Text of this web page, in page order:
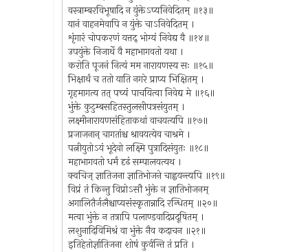
वस्त्राम्बरविभूषादि न युंक्तेऽप्यनिवेदितम् ॥१३॥
यानं वाहनमेवापि न युंक्ते चाऽनिवेदितम् ।
शृंगारं चोपकरणं यत्तद् भोग्यं निवेद्य वै ॥१४॥
उपयुंक्ते निजार्थे वै महाभागवतो यथा ।
करोति पूजनं नित्यं मम नारायणस्य सः ॥१५॥
भिक्षार्थं च ततो याति नगरे प्राप्य भिक्षितम् ।
गृहमागत्य तत् पच्यं पाचयित्वा निवेद्य मे ॥१६॥
भुंक्ते कुटुम्बसहितस्तुलसीपत्रसंयुतम् ।
लक्ष्मीनारायणसंहिताकथां वाचयत्यपि ॥१७॥
प्रजाजनान् चागतांश्च श्रावयत्येव चाश्रमे ।
पत्नीयुतोऽयं भूदेवो लक्ष्मि पुत्रादिसंयुतः ॥१८॥
महाभागवतो धर्मं दृढं सम्पालयत्यथ ।
क्वचिज् ज्ञातिजना ज्ञातिभोजने चाह्वयन्त्यपि ॥१९॥
विप्रं तं किन्तु विप्रोऽसौ भुंक्ते न ज्ञातिभोजनम्
अगालितैर्जलैश्चाप्यसंस्कृतान्नादि रन्धितम् ॥२०॥
मत्वा भुंक्ते न तत्रापि पलाण्डवादिप्रदूषितम् ।
लशुनादिविमिश्रं वा भुंक्ते नैव कदाचन ॥२१॥
इतिहेतोर्ज्ञातिजना शोषं कुर्वन्ति तं प्रति ।